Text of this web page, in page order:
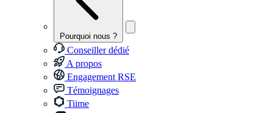
Pourquoi nous ?
Conseiller dédié
A propos
Engagement RSE
Témoignages
Tiime